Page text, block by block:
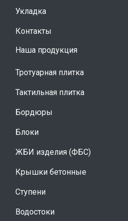
Укладка
Контакты
Наша продукция
Тротуарная плитка
Тактильная плитка
Бордюры
Блоки
ЖБИ изделия (ФБС)
Крышки бетонные
Ступени
Водостоки